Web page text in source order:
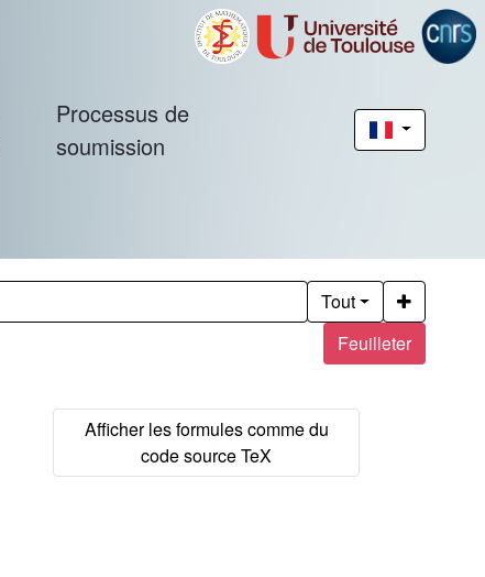
Processus de
soumission
Feuilleter
Tout